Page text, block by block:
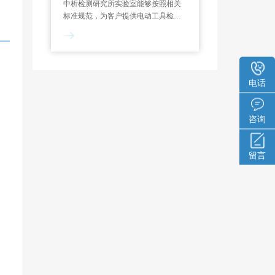
电话
咨询
留言
中析检测研究所实验室能够按照相关
标准规范，为客户提供电动工具检测
率测定、过载测试、噪声检测、绝缘